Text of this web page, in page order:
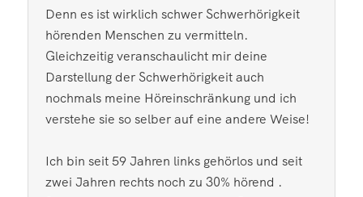
Denn es ist wirklich schwer Schwerhörigkeit
hörenden Menschen zu vermitteln.
Gleichzeitig veranschaulicht mir deine
Darstellung der Schwerhörigkeit auch
nochmals meine Höreinschränkung und ich
verstehe sie so selber auf eine andere Weise!
Ich bin seit 59 Jahren links gehörlos und seit
zwei Jahren rechts noch zu 30% hörend .